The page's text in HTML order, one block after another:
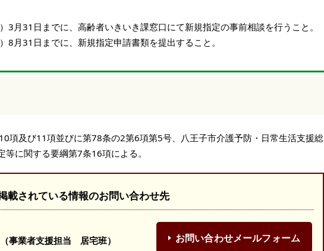
月31日までに、高齢者いきいき課窓口にて新規指定の事前相談を行うこと。
月31日までに、新規指定申請書類を提出すること。
項及び11項並びに第78条の2第6項第5号、八王子市介護予防・日常生活支援総
に関する要綱第7条16項による。
載されている情報のお問い合わせ先
事業者支援担当 居宅班） お問い合わせメールフォーム